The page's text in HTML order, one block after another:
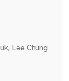
Lee Chung